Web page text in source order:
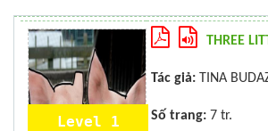
Level 1
THREE
Tác giả: TINA
Số trang: 7 tr.